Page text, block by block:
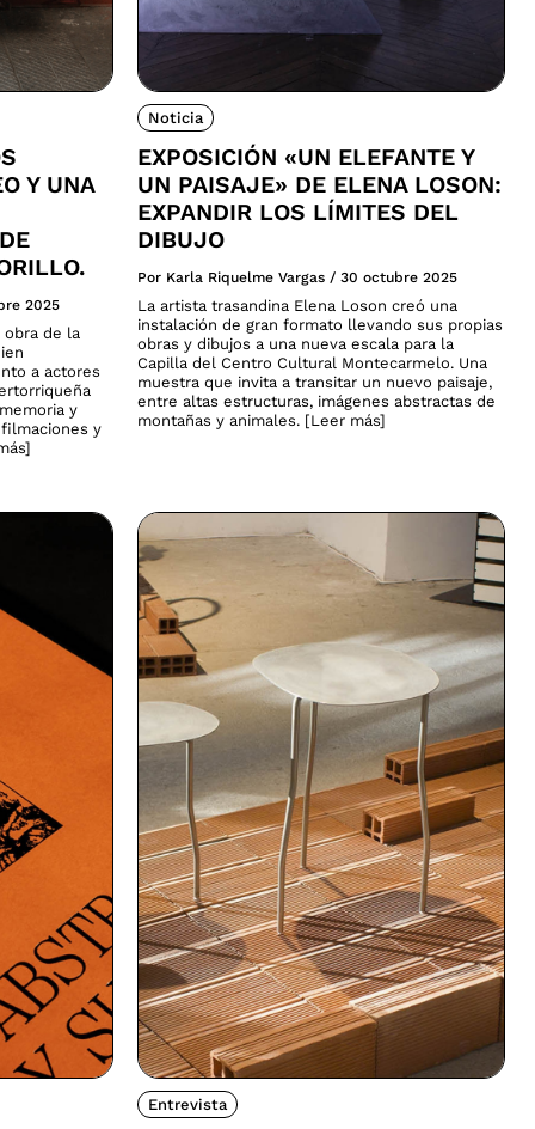
Y UNA
2025
obra de la
a actores
y
y
Noticia
EXPOSICIÓN «UN ELEFANTE Y
UN PAISAJE» DE ELENA LOSON:
EXPANDIR LOS LÍMITES DEL
DIBUJO
Por Karla Riquelme Vargas / 30 octubre 2025
La artista trasandina Elena Loson creó una
instalación de gran formato llevando sus propias
obras y dibujos a una nueva escala para la
Capilla del Centro Cultural Montecarmelo. Una
muestra que invita a transitar un nuevo paisaje,
entre altas estructuras, imágenes abstractas de
montañas y animales. [Leer más]
Entrevista